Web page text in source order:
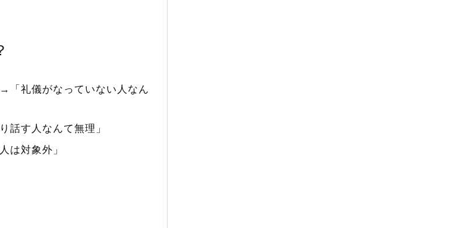
「礼儀がなっていない人なん
話す人なんて無理」
は対象外」